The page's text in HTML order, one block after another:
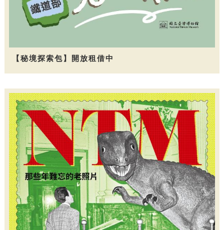
【秘境探索包】開放租借中